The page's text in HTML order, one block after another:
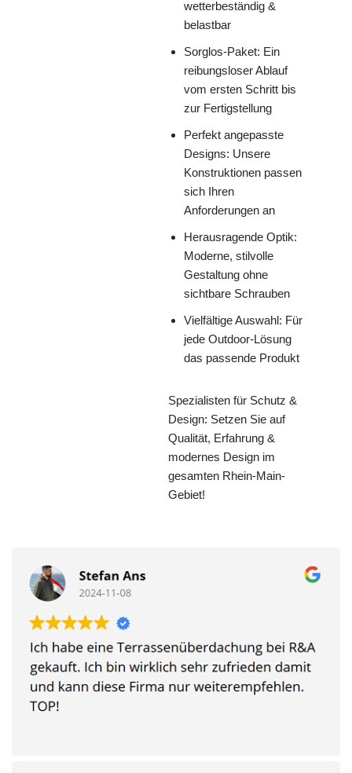
wetterbeständig &
belastbar
Sorglos-Paket: Ein
reibungsloser Ablauf
vom ersten Schritt bis
zur Fertigstellung
Perfekt angepasste
Designs: Unsere
Konstruktionen passen
sich Ihren
Anforderungen an
Herausragende Optik:
Moderne, stilvolle
Gestaltung ohne
sichtbare Schrauben
Vielfältige Auswahl: Für
jede Outdoor-Lösung
das passende Produkt
Spezialisten für Schutz &
Design: Setzen Sie auf
Qualität, Erfahrung &
modernes Design im
gesamten Rhein-Main-
Gebiet!